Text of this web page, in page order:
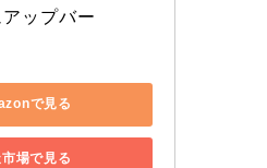
ップバー
で見る
場で見る